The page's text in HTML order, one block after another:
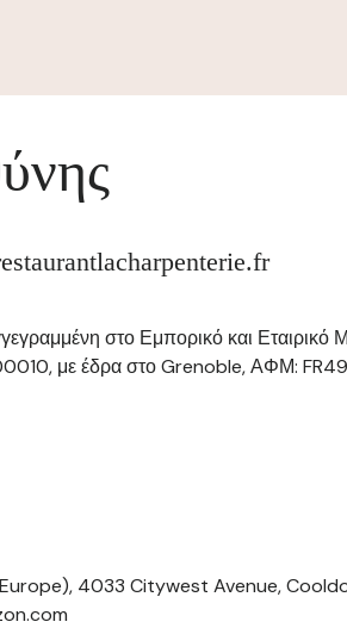
στο Εμπορικό και Εταιρικό
με έδρα στο Grenoble, ΑΦΜ:
4033 Citywest Avenue,